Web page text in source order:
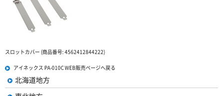
スロットカバー (商品番号: 4562412844222)
アイネックス PA-010C WEB販売ページへ戻る
北海道地方